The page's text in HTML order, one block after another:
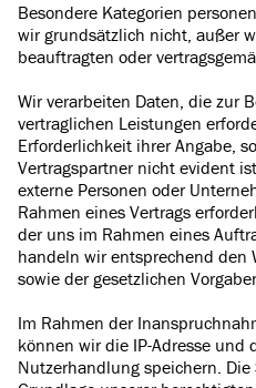
Besondere Kategorien
wir grundsätzlich nicht, außer
beauftragten oder
Wir verarbeiten Daten, die zur
vertraglichen Leistungen
Erforderlichkeit ihrer Angabe,
Vertragspartner nicht evident
externe Personen oder
Rahmen eines Vertrags
der uns im Rahmen eines
handeln wir entsprechend den
sowie der gesetzlichen
Im Rahmen der
können wir die IP-Adresse
Nutzerhandlung speichern.